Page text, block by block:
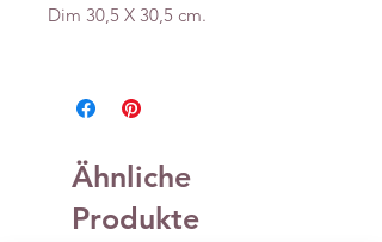
Dim 30,5 X 30,5 cm.
Ähnliche
Produkte